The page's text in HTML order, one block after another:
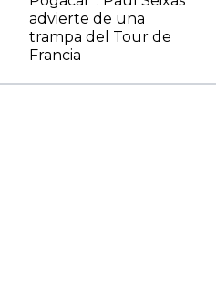
advierte de una
trampa del Tour de
Francia